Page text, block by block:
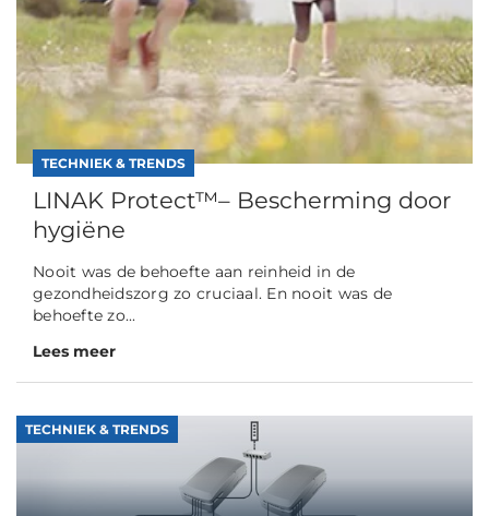
TECHNIEK & TRENDS
LINAK Protect™– Bescherming door
hygiëne
Nooit was de behoefte aan reinheid in de
gezondheidszorg zo cruciaal. En nooit was de
behoefte zo...
Lees meer
TECHNIEK & TRENDS